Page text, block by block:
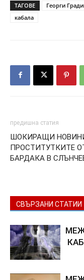
ТАГОВЕ Георги
кабала
предишна статия
ШОКИРАЩИ
ПРОСТИТУТКИТЕ
БАРДАКА В
СВЪРЗАНИ СТАТИИ